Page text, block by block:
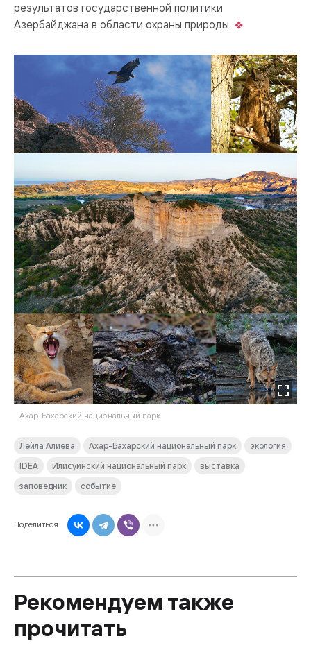
результатов государственной политики
Азербайджана в области охраны природы.
Ахар-Бахарский национальный парк
Лейла Алиева Ахар-Бахарский национальный парк
экология
IDEA
Илисуинский национальный парк
выставка
заповедник
событие
Поделиться
Рекомендуем также
прочитать